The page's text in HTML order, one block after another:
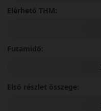
Elérhető THM:
Futamidő:
Első részlet összege: